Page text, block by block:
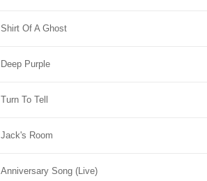
Shirt Of A Ghost
Deep Purple
Turn To Tell
Jack's Room
Anniversary Song (Live)